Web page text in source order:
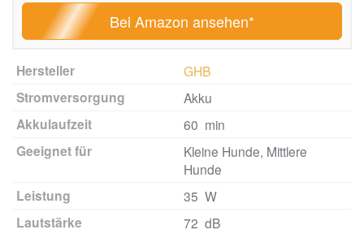
Bei Amazon ansehen*
Hersteller GHB
Stromversorgung Akku
Akkulaufzeit 60 min
Geeignet für
Kleine Hunde, Mittlere
Hunde
Leistung 35 W
Lautstärke 72 dB